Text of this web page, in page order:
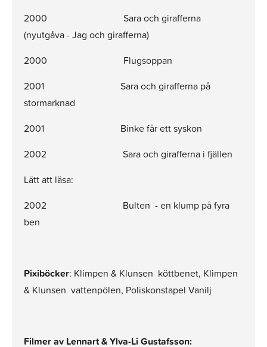
2000 Sara och girafferna
(nyutgåva - Jag och girafferna)
2000 Flugsoppan
2001 Sara och girafferna på
stormarknad
2001 Binke får ett syskon
2002 Sara och girafferna i fjällen
Lätt att läsa:
2002 Bulten - en klump på fyra
ben
Pixiböcker: Klimpen & Klunsen  köttbenet, Klimpen
& Klunsen  vattenpölen, Poliskonstapel Vanilj
Filmer av Lennart & Ylva-Li Gustafsson: